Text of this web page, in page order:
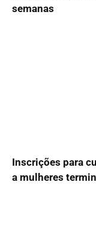
semanas
Inscrições para
a mulheres